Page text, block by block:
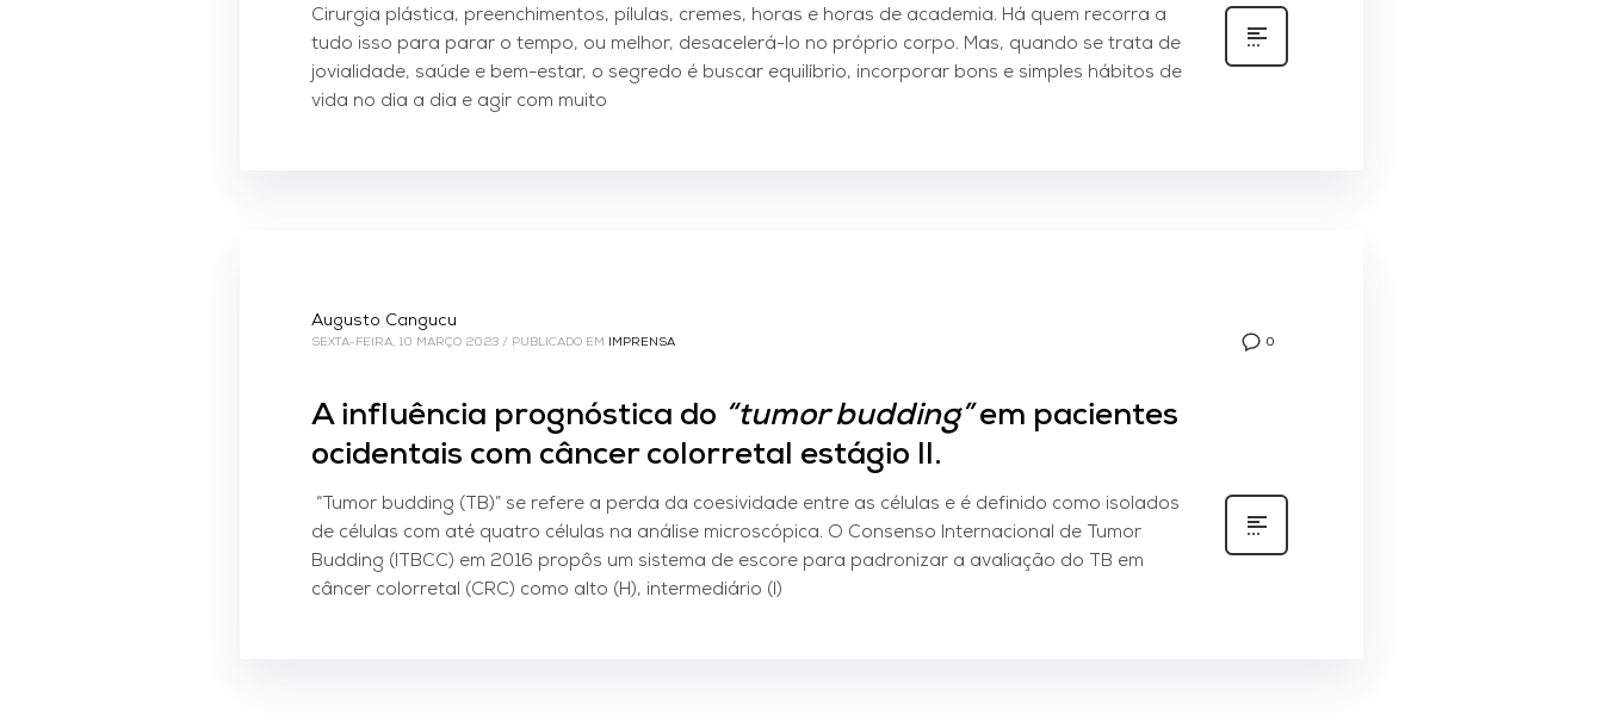
Cirurgia plástica, preenchimentos, pílulas, cremes, horas e horas de academia. Há quem recorra a
tudo isso para parar o tempo, ou melhor, desacelerá-lo no próprio corpo. Mas, quando se trata de
jovialidade, saúde e bem-estar, o segredo é buscar equilíbrio, incorporar bons e simples hábitos de
vida no dia a dia e agir com muito
0
Augusto Cangucu
SEXTA-FEIRA, 10 MARÇO 2023 / PUBLICADO EM IMPRENSA
A influência prognóstica do “tumor budding”em pacientes
ocidentais com câncer colorretal estágio II.
“Tumor budding (TB)” se refere a perda da coesividade entre as células e é definido como isolados
de células com até quatro células na análise microscópica. O Consenso Internacional de Tumor
Budding (ITBCC) em 2016 propôs um sistema de escore para padronizar a avaliação do TB em
câncer colorretal (CRC) como alto (H), intermediário (I)